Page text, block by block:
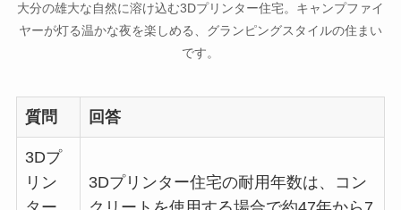
大分の雄大な自然に溶け込む3Dプリンター住宅。キャンプファイ
ヤーが灯る温かな夜を楽しめる、グランピングスタイルの住まい
です。
質問 回答
3Dプ
リン
3Dプリンター住宅の耐用年数は、コン